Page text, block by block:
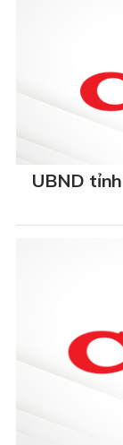
UBND